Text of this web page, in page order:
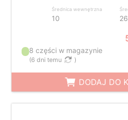
Średnica wewnętrzna
10 26
8 części w magazynie
(6 dni temu )
DODAJ DO